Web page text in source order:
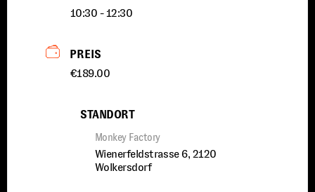
10:30 - 12:30
PREIS
€189.00
STANDORT
Monkey Factory
Wienerfeldstrasse 6, 2120
Wolkersdorf